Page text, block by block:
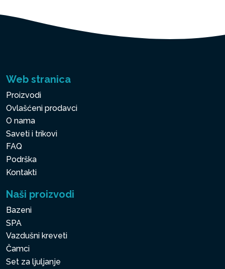
Web stranica
Proizvodi
Ovlašćeni prodavci
O nama
Saveti i trikovi
FAQ
Podrška
Kontakti
Naši proizvodi
Bazeni
SPA
Vazdušni kreveti
Čamci
Set za ljuljanje